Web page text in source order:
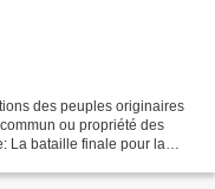
des peuples originaires
ou propriété des
La bataille finale pour la